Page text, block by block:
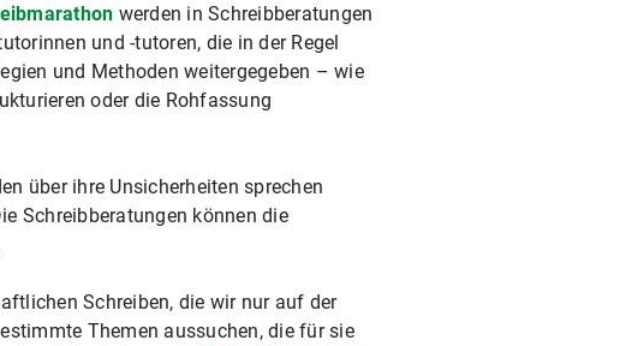
werden in Schreibberatungen
und -tutoren, die in der Regel
und Methoden weitergegeben – wie
oder die Rohfassung
über ihre Unsicherheiten sprechen
Schreibberatungen können die
Schreiben, die wir nur auf der
Themen aussuchen, die für sie